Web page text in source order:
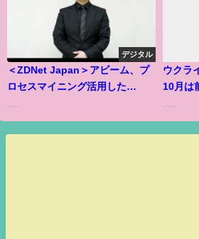
デジタル
＜ZDNet Japan＞アビーム、プ
ロセスマイニング活用した
ービスを提供
ウクラ
10月は